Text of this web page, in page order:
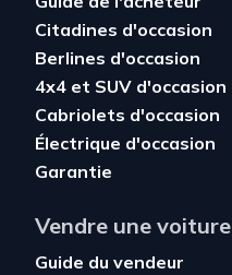
Citadines d'occasion
Berlines d'occasion
4x4 et SUV d'occasion
Cabriolets d'occasion
Électrique d'occasion
Garantie
Vendre une voiture
Guide du vendeur